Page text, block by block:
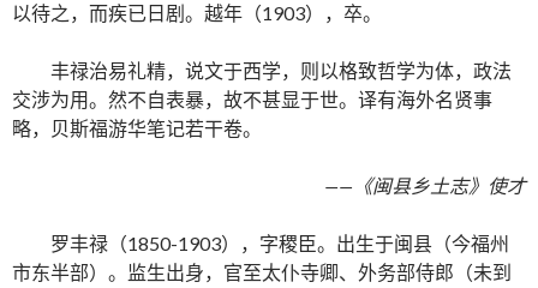
以待之，而疾已日剧。越年（1903），卒。
丰禄治易礼精，说文于西学，则以格致哲学为体，政法
交涉为用。然不自表暴，故不甚显于世。译有海外名贤事
略，贝斯福游华笔记若干卷。
——《闽县乡土志》使才
罗丰禄（1850-1903），字稷臣。出生于闽县（今福州
市东半部）。监生出身，官至太仆寺卿、外务部侍郎（未到